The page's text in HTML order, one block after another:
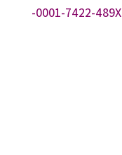
-0001-7422-489X